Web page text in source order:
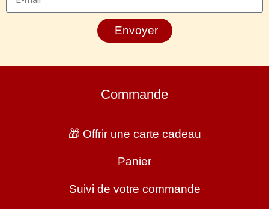
Envoyer
Commande
🎁 Offrir une carte cadeau
Panier
Suivi de votre commande